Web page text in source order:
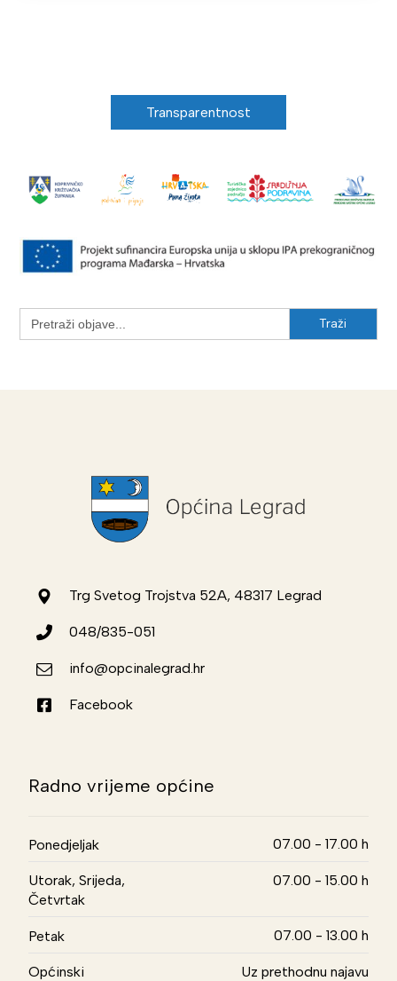
Transparentnost
Search
for:
Trg Svetog Trojstva 52A, 48317 Legrad
048/835-051
info@opcinalegrad.hr
Facebook
Radno vrijeme općine
Ponedjeljak 07.00 - 17.00 h
Utorak, Srijeda,
Četvrtak
07.00 - 15.00 h
Petak 07.00 - 13.00 h
Općinski
Uz prethodnu najavu